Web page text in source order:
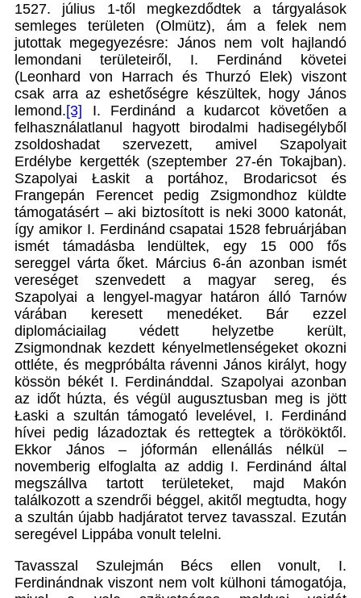
1527. július 1-től megkezdődtek a tárgyalások
semleges területen (Olmütz), ám a felek nem
jutottak megegyezésre: János nem volt hajlandó
lemondani területeiről, I. Ferdinánd követei
(Leonhard von Harrach és Thurzó Elek) viszont
csak arra az eshetőségre készültek, hogy János
lemond.[3] I. Ferdinánd a kudarcot követően a
felhasználatlanul hagyott birodalmi hadisegélyből
zsoldoshadat szervezett, amivel Szapolyait
Erdélybe kergették (szeptember 27-én Tokajban).
Szapolyai Łaskit a portához, Brodaricsot és
Frangepán Ferencet pedig Zsigmondhoz küldte
támogatásért – aki biztosított is neki 3000 katonát,
így amikor I. Ferdinánd csapatai 1528 februárjában
ismét támadásba lendültek, egy 15 000 fős
sereggel várta őket. Március 6-án azonban ismét
vereséget szenvedett a magyar sereg, és
Szapolyai a lengyel-magyar határon álló Tarnów
várában keresett menedéket. Bár ezzel
diplomáciailag védett helyzetbe került,
Zsigmondnak kezdett kényelmetlenségeket okozni
ottléte, és megpróbálta rávenni János királyt, hogy
kössön békét I. Ferdinánddal. Szapolyai azonban
az időt húzta, és végül augusztusban meg is jött
Łaski a szultán támogató levelével, I. Ferdinánd
hívei pedig lázadoztak és rettegtek a törököktől.
Ekkor János – jóformán ellenállás nélkül –
novemberig elfoglalta az addig I. Ferdinánd által
megszállva tartott területeket, majd Makón
találkozott a szendrői béggel, akitől megtudta, hogy
a szultán újabb hadjáratot tervez tavasszal. Ezután
seregével Lippába vonult telelni.
Tavasszal Szulejmán Bécs ellen vonult, I.
Ferdinándnak viszont nem volt külhoni támogatója,